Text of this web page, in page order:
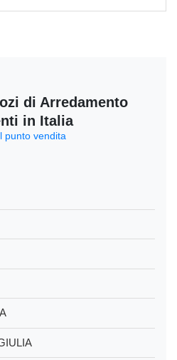
di Arredamento
in Italia
punto vendita